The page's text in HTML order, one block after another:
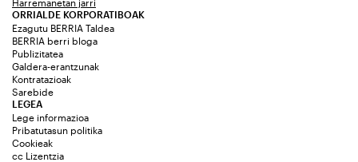
Harremanetan jarri
ORRIALDE KORPORATIBOAK
Ezagutu BERRIA Taldea
BERRIA berri bloga
Publizitatea
Galdera-erantzunak
Kontratazioak
Sarebide
LEGEA
Lege informazioa
Pribatutasun politika
Cookieak
cc Lizentzia